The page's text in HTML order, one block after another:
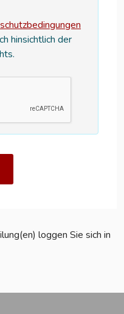
hinsichtlich der
loggen Sie sich in